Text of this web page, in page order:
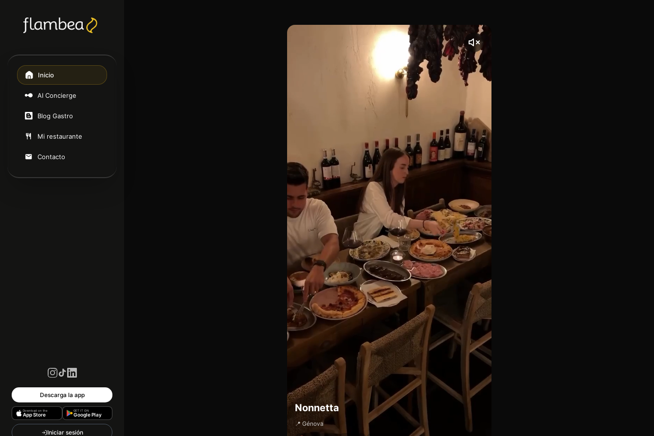
Inicio
AI Concierge
Blog Gastro
Mi restaurante
Contacto
Descarga la app
Download on the
App Store
GET IT ON
Google Play
Iniciar sesión
Nonnetta
📍 Génova
Ubicado en la Calle del General Castaños 15, en la zona más señorial del barrio de Justicia y a un
[00:00 - Escena 1: Introducción y Ambiente] El vídeo comienza con una toma de Nonnetta,